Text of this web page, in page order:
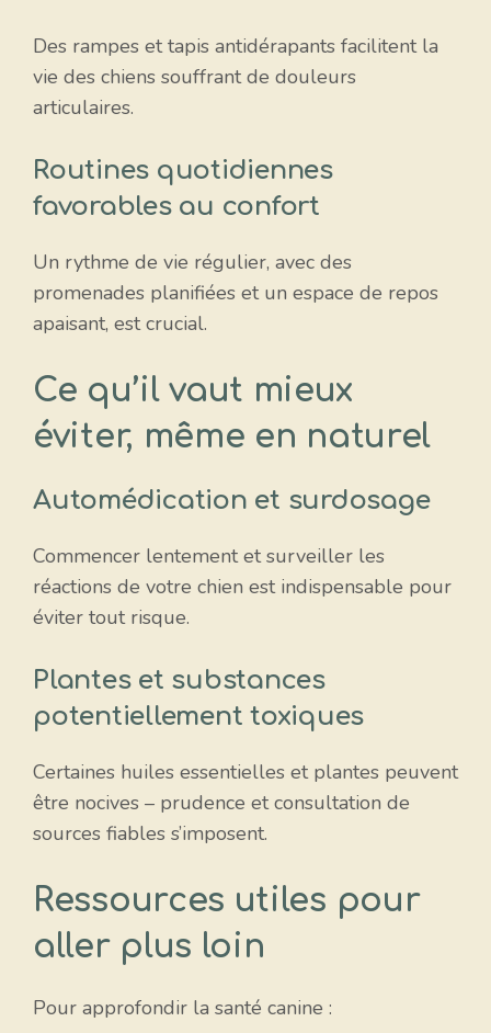
Des rampes et tapis antidérapants facilitent la
vie des chiens souffrant de douleurs
articulaires.
Routines quotidiennes
favorables au confort
Un rythme de vie régulier, avec des
promenades planifiées et un espace de repos
apaisant, est crucial.
Ce qu’il vaut mieux
éviter, même en naturel
Automédication et surdosage
Commencer lentement et surveiller les
réactions de votre chien est indispensable pour
éviter tout risque.
Plantes et substances
potentiellement toxiques
Certaines huiles essentielles et plantes peuvent
être nocives – prudence et consultation de
sources fiables s’imposent.
Ressources utiles pour
aller plus loin
Pour approfondir la santé canine :